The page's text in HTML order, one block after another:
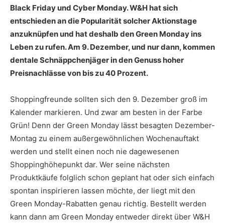
Black Friday und Cyber Monday. W&H hat sich
entschieden an die Popularität solcher Aktionstage
anzuknüpfen und hat deshalb den Green Monday ins
Leben zu rufen. Am 9. Dezember, und nur dann, kommen
dentale Schnäppchenjäger in den Genuss hoher
Preisnachlässe von bis zu 40 Prozent.
Shoppingfreunde sollten sich den 9. Dezember groß im
Kalender markieren. Und zwar am besten in der Farbe
Grün! Denn der Green Monday lässt besagten Dezember-
Montag zu einem außergewöhnlichen Wochenauftakt
werden und stellt einen noch nie dagewesenen
Shoppinghöhepunkt dar. Wer seine nächsten
Produktkäufe folglich schon geplant hat oder sich einfach
spontan inspirieren lassen möchte, der liegt mit den
Green Monday-Rabatten genau richtig. Bestellt werden
kann dann am Green Monday entweder direkt über W&H